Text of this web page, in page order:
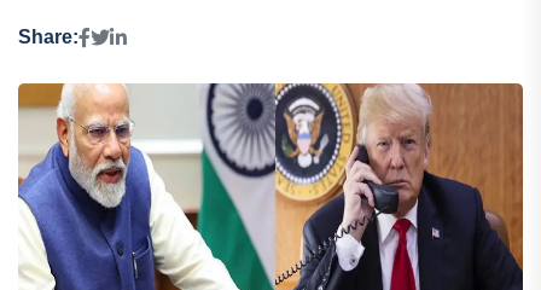
Share: